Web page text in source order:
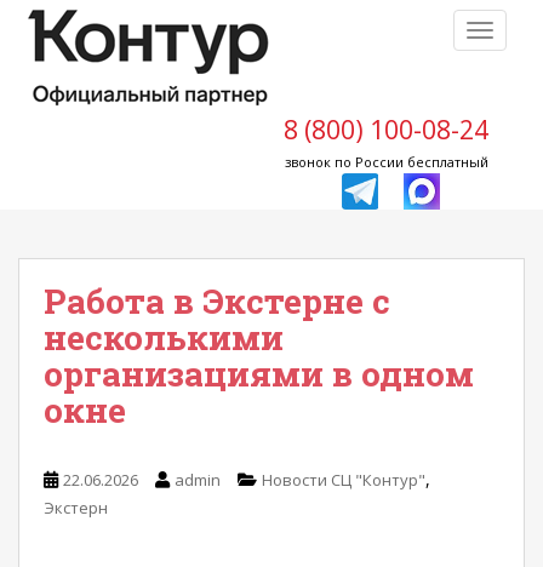
8 (800) 100-08-24
звонок по России бесплатный
Работа в Экстерне с
несколькими
организациями в одном
окне
22.06.2026 admin Новости СЦ "Контур",
Экстерн